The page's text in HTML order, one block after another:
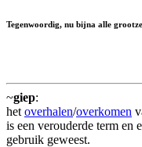
Tegenwoordig, nu bijna alle
~giep:
het overhalen/overkomen
is een verouderde term en
gebruik geweest.